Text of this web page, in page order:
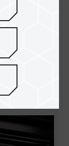
メモリ
フォ
ー...